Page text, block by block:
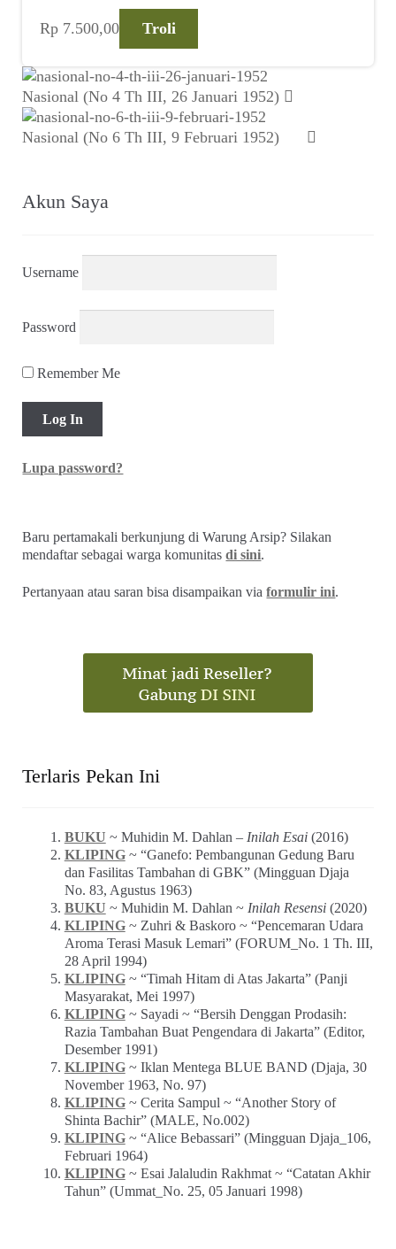
Rp 7.500,00 Troli
Nasional (No 4 Th III, 26 Januari 1952)
Nasional (No 6 Th III, 9 Februari 1952)
Akun Saya
Username
Password
Remember Me
Lupa password?
Baru pertamakali berkunjung di Warung Arsip? Silakan
mendaftar sebagai warga komunitasdi sini.
Pertanyaan atau saran bisa disampaikan viaformulir ini.
Terlaris Pekan Ini
BUKU ~ Muhidin M. Dahlan – Inilah Esai(2016)
KLIPING~ “Ganefo: Pembangunan Gedung Baru
dan Fasilitas Tambahan di GBK” (Mingguan Djaja
No. 83, Agustus 1963)
BUKU ~ Muhidin M. Dahlan ~ Inilah Resensi(2020)
KLIPING~ Zuhri & Baskoro ~ “Pencemaran Udara
Aroma Terasi Masuk Lemari” (FORUM_No. 1 Th. III,
28 April 1994)
KLIPING~ “Timah Hitam di Atas Jakarta” (Panji
Masyarakat, Mei 1997)
KLIPING~ Sayadi ~ “Bersih Denggan Prodasih:
Razia Tambahan Buat Pengendara di Jakarta” (Editor,
Desember 1991)
KLIPING~ Iklan Mentega BLUE BAND (Djaja, 30
November 1963, No. 97)
KLIPING~ Cerita Sampul ~ “Another Story of
Shinta Bachir” (MALE, No.002)
KLIPING~ “Alice Bebassari” (Mingguan Djaja_106,
Februari 1964)
KLIPING~ Esai Jalaludin Rakhmat ~ “Catatan Akhir
Tahun” (Ummat_No. 25, 05 Januari 1998)